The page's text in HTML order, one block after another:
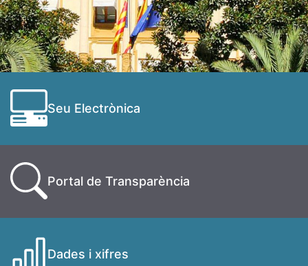
Seu Electrònica
Portal de Transparència
Dades i xifres